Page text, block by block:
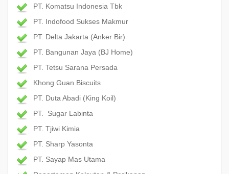
PT. Komatsu Indonesia Tbk
PT. Indofood Sukses Makmur
PT. Delta Jakarta (Anker Bir)
PT. Bangunan Jaya (BJ Home)
PT. Tetsu Sarana Persada
Khong Guan Biscuits
PT. Duta Abadi (King Koil)
PT. Sugar Labinta
PT. Tjiwi Kimia
PT. Sharp Yasonta
PT. Sayap Mas Utama